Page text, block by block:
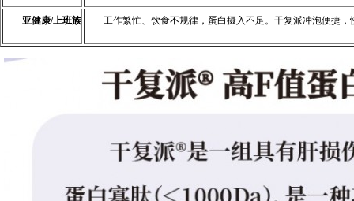
亚健康/上班族 工作繁忙、饮食不规律，蛋白摄入不足。干复派冲泡便捷，